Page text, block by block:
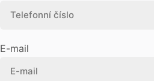
E-mail